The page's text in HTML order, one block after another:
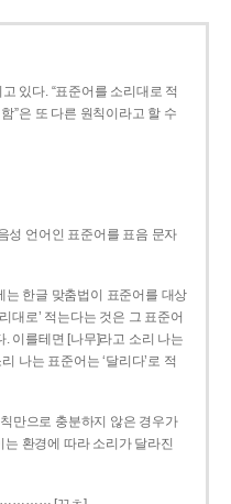
있다. “표준어를 소리대로 적
”은 또 다른 원칙이라고 할 수
성 언어인 표준어를 표음 문자
는 한글 맞춤법이 표준어를 대상
대로’ 적는다는 것은 그 표준어
이를테면 [나무]라고 소리 나는
나는 표준어는 ‘달리다’로 적
만으로 충분하지 않은 경우가
는 환경에 따라 소리가 달라진